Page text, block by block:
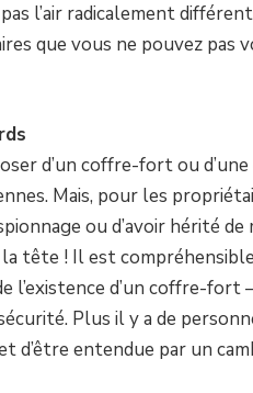
l’air radicalement
que vous ne pouvez pas
d’un coffre-fort ou
Mais, pour les
ou d’avoir hérité
tête ! Il est
l’existence d’un coffre-
Plus il y a de
d’être entendue par un